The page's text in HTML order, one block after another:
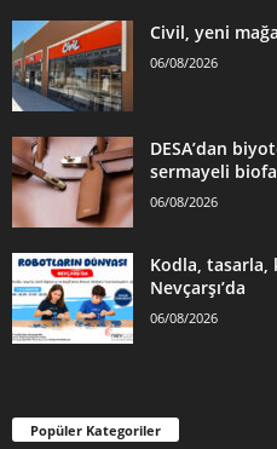
Civil, yeni
06/08/2026
DESA’dan
sermayeli
06/08/2026
Kodla, tasarla,
Nevçarşı’da
06/08/2026
Popüler Kategoriler